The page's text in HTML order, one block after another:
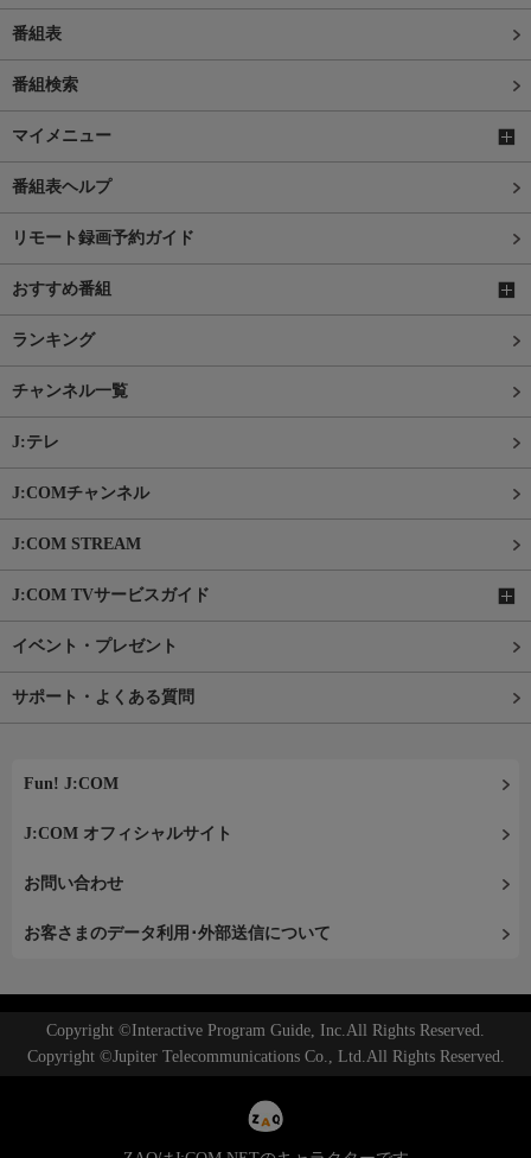
番組表
番組検索
マイメニュー
番組表ヘルプ
リモート録画予約ガイド
おすすめ番組
ランキング
チャンネル一覧
J:テレ
J:COMチャンネル
J:COM STREAM
J:COM TVサービスガイド
イベント・プレゼント
サポート・よくある質問
Fun! J:COM
J:COM オフィシャルサイト
お問い合わせ
お客さまのデータ利用･外部送信について
Copyright ©Interactive Program Guide, Inc.All Rights Reserved.
Copyright ©Jupiter Telecommunications Co., Ltd.All Rights Reserved.